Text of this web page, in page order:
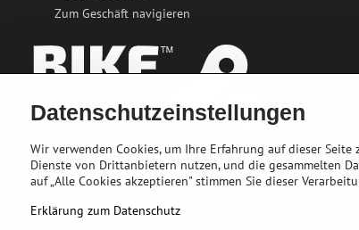
Zum Geschäft navigieren
Datenschutzeinstellungen
Wir verwenden Cookies, um Ihre Erfahrung auf dieser
Dienste von Drittanbietern nutzen, und die gesammelten
auf „Alle Cookies akzeptieren" stimmen Sie dieser
Erklärung zum Datenschutz